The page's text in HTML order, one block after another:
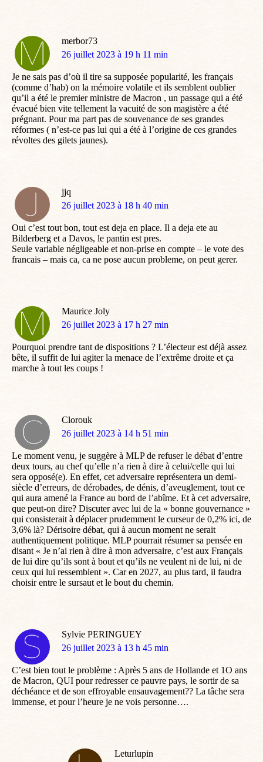
merbor73
dit
26 juillet 2023 à 19 h 11 min
Je ne sais pas d’où il tire sa supposée popularité, les français
(comme d’hab) on la mémoire volatile et ils semblent oublier
qu’il a été le premier ministre de Macron , un passage qui a été
évacué bien vite tellement la vacuité de son magistère a été
prégnant. Pour ma part pas de souvenance de ses grandes
réformes ( n’est-ce pas lui qui a été à l’origine de ces grandes
révoltes des gilets jaunes).
jjq
dit
26 juillet 2023 à 18 h 40 min
Oui c’est tout bon, tout est deja en place. Il a deja ete au
Bilderberg et a Davos, le pantin est pres.
Seule variable négligeable et non-prise en compte – le vote des
francais – mais ca, ca ne pose aucun probleme, on peut gerer.
Maurice Joly
dit
26 juillet 2023 à 17 h 27 min
Pourquoi prendre tant de dispositions ? L’électeur est déjà assez
bête, il suffit de lui agiter la menace de l’extrême droite et ça
marche à tout les coups !
Clorouk
dit
26 juillet 2023 à 14 h 51 min
Le moment venu, je suggère à MLP de refuser le débat d’entre
deux tours, au chef qu’elle n’a rien à dire à celui/celle qui lui
sera opposé(e). En effet, cet adversaire représentera un demi-
siècle d’erreurs, de dérobades, de dénis, d’aveuglement, tout ce
qui aura amené la France au bord de l’abîme. Et à cet adversaire,
que peut-on dire? Discuter avec lui de la « bonne gouvernance »
qui consisterait à déplacer prudemment le curseur de 0,2% ici, de
3,6% là? Dérisoire débat, qui à aucun moment ne serait
authentiquement politique. MLP pourrait résumer sa pensée en
disant « Je n’ai rien à dire à mon adversaire, c’est aux Français
de lui dire qu’ils sont à bout et qu’ils ne veulent ni de lui, ni de
ceux qui lui ressemblent ». Car en 2027, au plus tard, il faudra
choisir entre le sursaut et le bout du chemin.
Sylvie PERINGUEY
dit
26 juillet 2023 à 13 h 45 min
C’est bien tout le problème : Après 5 ans de Hollande et 1O ans
de Macron, QUI pour redresser ce pauvre pays, le sortir de sa
déchéance et de son effroyable ensauvagement?? La tâche sera
immense, et pour l’heure je ne vois personne….
Leturlupin